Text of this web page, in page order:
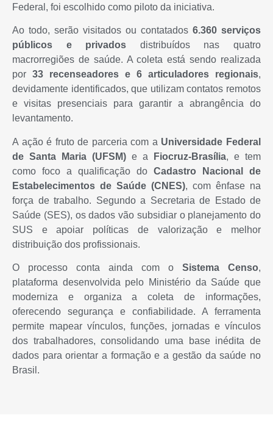
Federal, foi escolhido como piloto da iniciativa.
Ao todo, serão visitados ou contatados 6.360 serviços
públicos e privados distribuídos nas quatro
macrorregiões de saúde. A coleta está sendo realizada
por 33 recenseadores e 6 articuladores regionais,
devidamente identificados, que utilizam contatos remotos
e visitas presenciais para garantir a abrangência do
levantamento.
A ação é fruto de parceria com a Universidade Federal
de Santa Maria (UFSM) e a Fiocruz-Brasília, e tem
como foco a qualificação do Cadastro Nacional de
Estabelecimentos de Saúde (CNES), com ênfase na
força de trabalho. Segundo a Secretaria de Estado de
Saúde (SES), os dados vão subsidiar o planejamento do
SUS e apoiar políticas de valorização e melhor
distribuição dos profissionais.
O processo conta ainda com o Sistema Censo,
plataforma desenvolvida pelo Ministério da Saúde que
moderniza e organiza a coleta de informações,
oferecendo segurança e confiabilidade. A ferramenta
permite mapear vínculos, funções, jornadas e vínculos
dos trabalhadores, consolidando uma base inédita de
dados para orientar a formação e a gestão da saúde no
Brasil.